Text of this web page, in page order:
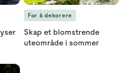
For å dekorere
Skap et blomstrende
uteområde i sommer
med blomster